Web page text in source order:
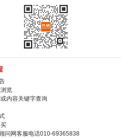
览
内容关键字查询
问网客服电话010-69365838